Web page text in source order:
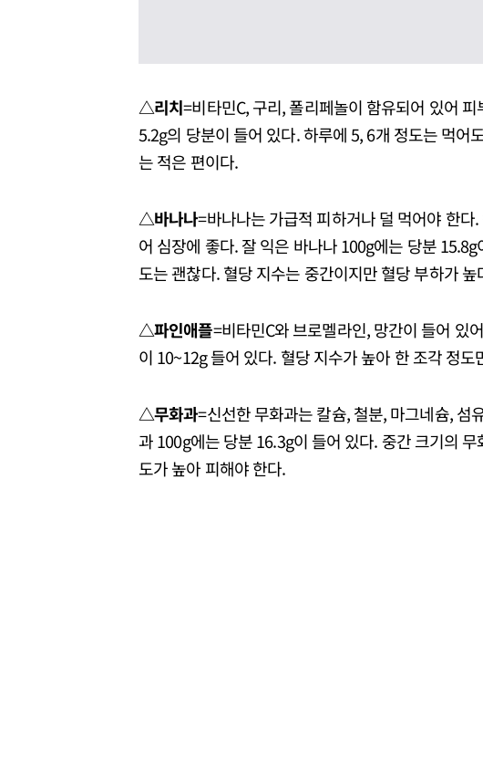
△리치=비타민C, 구리, 폴리페놀이 함유되어 있어
5.2g의 당분이 들어 있다. 하루에 5, 6개 정도는 먹어
는 적은 편이다.
△바나나=바나나는 가급적 피하거나 덜 먹어야 한
어 심장에 좋다. 잘 익은 바나나 100g에는 당분
도는 괜찮다. 혈당 지수는 중간이지만 혈당 부하가 높
△파인애플=비타민C와 브로멜라인, 망간이 들어 있
이 10~12g 들어 있다. 혈당 지수가 높아 한 조각 정도
△무화과=신선한 무화과는 칼슘, 철분, 마그네슘, 섬
과 100g에는 당분 16.3g이 들어 있다. 중간 크기의
도가 높아 피해야 한다.